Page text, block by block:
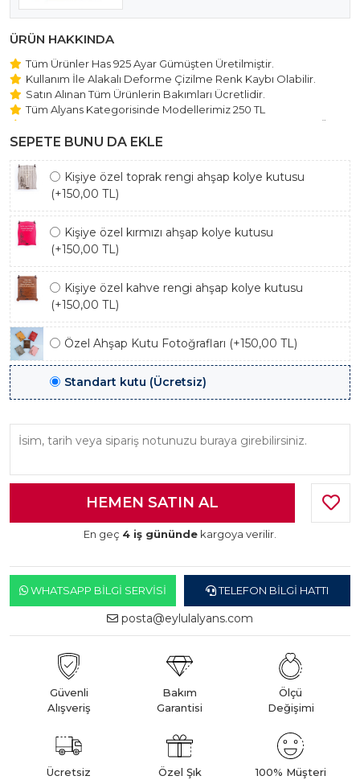
ÜRÜN HAKKINDA
Tüm Ürünler Has 925 Ayar Gümüşten Üretilmiştir.
Kullanım İle Alakalı Deforme Çizilme Renk Kaybı Olabilir.
Satın Alınan Tüm Ürünlerin Bakımları Ücretlidir.
Tüm Alyans Kategorisinde Modellerimiz 250 TL
Beştaş Tektaş Kolye ve Bileklik Modellerimiz 150 TL Sabit Ücret
ile Hareket Edilmektedir.
SEPETE BUNU DA EKLE
Kişiye özel toprak rengi ahşap kolye kutusu
(+150,00 TL)
Kişiye özel kırmızı ahşap kolye kutusu
(+150,00 TL)
Kişiye özel kahve rengi ahşap kolye kutusu
(+150,00 TL)
Özel Ahşap Kutu Fotoğrafları (+150,00 TL)
Standart kutu (Ücretsiz)
En geç 4 iş gününde kargoya verilir.
WHATSAPP BILGI SERVISI TELEFON BILGI HATTI
posta@eylulalyans.com
Güvenli
Alışveriş
Bakım
Garantisi
Ölçü
Değişimi
Ücretsiz
Özel Şık
100% Müşteri